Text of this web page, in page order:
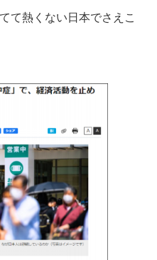
て熱くない日本でさえこ